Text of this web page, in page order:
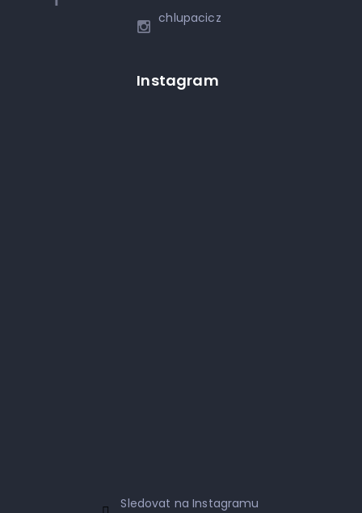
chlupacicz
Instagram
Sledovat na Instagramu